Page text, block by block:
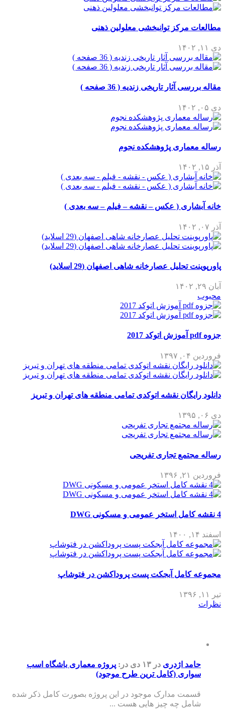
مطالعات مرکز توانبخشی معلولین ذهنی
دی ۱۱, ۱۴۰۲
مقاله بررسی آثار تاریخی زندیه ( 36 صفحه )
دی ۰۵, ۱۴۰۲
رساله معماری پژوهشکده نجوم
آذر ۱۵, ۱۴۰۲
خانه آبشاری ( عکس – نقشه – فیلم – سه بعدی )
آذر ۰۷, ۱۴۰۲
پاورپوینت تحلیل عصارخانه شاهی اصفهان (29 اسلاید)
آبان ۲۹, ۱۴۰۲
محبوب
جزوه pdf آموزش اتوکد 2017
فروردین ۰۴, ۱۳۹۷
دانلود رایگان نقشه اتوکدی تمامی منطقه های تهران و تبریز
دی ۰۶, ۱۳۹۵
رساله مجتمع تجاری تفریحی
فروردین ۲۱, ۱۳۹۶
4 نقشه کامل استخر عمومی و مسکونی DWG
اسفند ۱۴, ۱۴۰۰
مجموعه کامل آبجکت پست پروداکشن در فتوشاپ
تیر ۱۱, ۱۳۹۶
نظرات
حامد اژدری در ۱۳ دی در: پروژه معماری باشگاه اسب
سواری (کامل ترین طرح موجود)
قسمت مدارک موجود در این پروژه بصورت کامل ذکر شده
شامل چه چیز هایی هست ...